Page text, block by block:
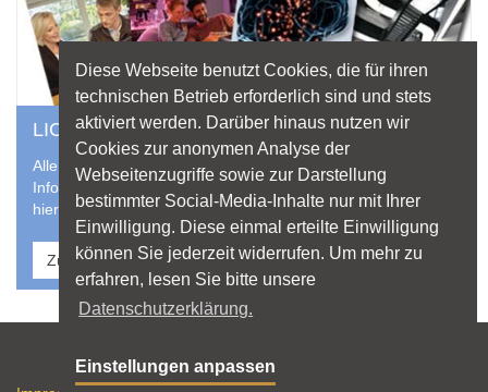
LICHT ALS LEKTÜRE
Alle aktuellen Hefte der licht.wissen-Reihe und weitere
Informationsschriften zu Licht und Beleuchtung finden Sie
hier zum direkten Download.
Zu Broschüren & Downloads
Diese Webseite benutzt Cookies, die für ihren
technischen Betrieb erforderlich sind und stets
aktiviert werden. Darüber hinaus nutzen wir
Cookies zur anonymen Analyse der
Webseitenzugriffe sowie zur Darstellung
bestimmter Social-Media-Inhalte nur mit Ihrer
Einwilligung. Diese einmal erteilte Einwilligung
können Sie jederzeit widerrufen. Um mehr zu
erfahren, lesen Sie bitte unsere
Datenschutzerklärung.
Einstellungen anpassen